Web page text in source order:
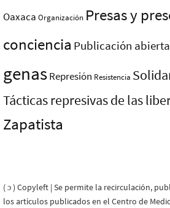
Oaxaca Organización Presas y
conciencia Publicación abierta
genasRepresión Resistencia
Tácticas represivas de las
Zapatista
( ɔ ) Copyleft | Se permite la recirculación,
los artículos publicados en el Centro de